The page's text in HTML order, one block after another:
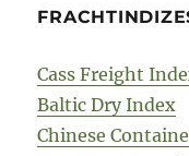
Cass Freight
Baltic Dry Index
Chinese